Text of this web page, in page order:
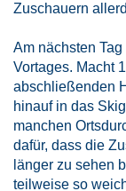
Zuschauern
Am nächsten
Vortages. Macht
abschließenden
hinauf in das
manchen
dafür, dass die
länger zu sehen
teilweise so